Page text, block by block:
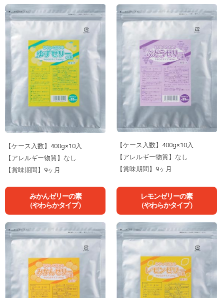
【ケース入数】400g×10入
【アレルギー物質】なし
【賞味期間】9ヶ月
【ケース入数】400g×10入
【アレルギー物質】なし
【賞味期間】9ヶ月
みかんゼリーの素
（やわらかタイプ）
レモンゼリーの素
（やわらかタイプ）